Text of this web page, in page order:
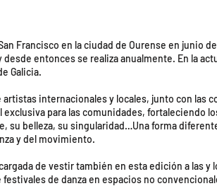
Francisco en la ciudad de Ourense en junio
entonces se realiza anualmente. En la
Galicia.
internacionales y locales, junto con las
para las comunidades, fortaleciendo
su belleza, su singularidad…Una forma
y del movimiento.
de vestir también en esta edición a las y
de danza en espacios no